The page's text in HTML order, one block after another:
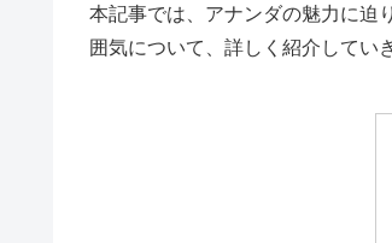
本記事では、アナンダの魅力に迫
囲気について、詳しく紹介してい